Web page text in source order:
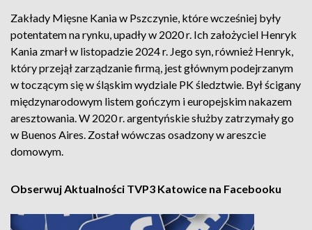
Zakłady Mięsne Kania w Pszczynie, które wcześniej były
potentatem na rynku, upadły w 2020 r. Ich założyciel Henryk
Kania zmarł w listopadzie 2024 r. Jego syn, również Henryk,
który przejął zarządzanie firmą, jest głównym podejrzanym
w toczącym się w śląskim wydziale PK śledztwie. Był ścigany
międzynarodowym listem gończym i europejskim nakazem
aresztowania. W 2020 r. argentyńskie służby zatrzymały go
w Buenos Aires. Został wówczas osadzony w areszcie
domowym.
Obserwuj Aktualności TVP3 Katowice na Facebooku